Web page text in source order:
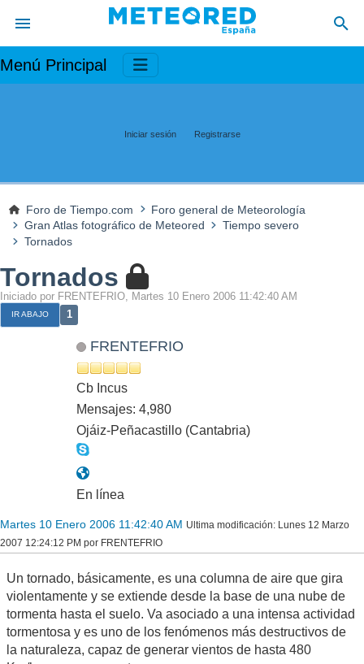
Menú Principal
Iniciar sesión Registrarse
Foro de Tiempo.com
Foro general de Meteorología
Gran Atlas fotográfico de Meteored
Tiempo severo
Tornados
Tornados
Iniciado por FRENTEFRIO, Martes 10 Enero 2006 11:42:40 AM
IR ABAJO 1
FRENTEFRIO
Cb Incus
Mensajes: 4,980
Ojáiz-Peñacastillo (Cantabria)
En línea
Martes 10 Enero 2006 11:42:40 AM Ultima modificación: Lunes 12 Marzo
2007 12:24:12 PM por FRENTEFRIO
Un tornado, básicamente, es una columna de aire que gira
violentamente y se extiende desde la base de una nube de
tormenta hasta el suelo. Va asociado a una intensa actividad
tormentosa y es uno de los fenómenos más destructivos de
la naturaleza, capaz de generar vientos de hasta 480